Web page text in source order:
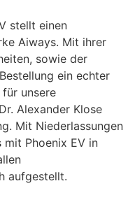
stellt einen
Aiways. Mit ihrer
sowie der
ein echter
unsere
Alexander Klose
Mit Niederlassungen
mit Phoenix EV in
aufgestellt.